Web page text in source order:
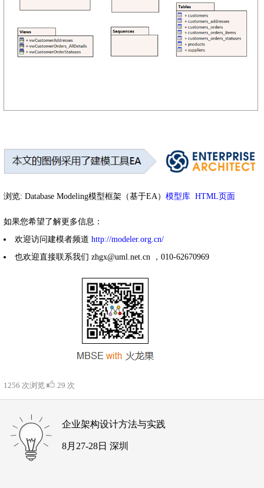
浏览: Database Modeling模型框架（基于EA） 模型库 HTML页面
如果您希望了解更多信息：
欢迎访问建模者频道 http://modeler.org.cn/
也欢迎直接联系我们 zhgx@uml.net.cn ，010-62670969
1256 次浏览 29 次